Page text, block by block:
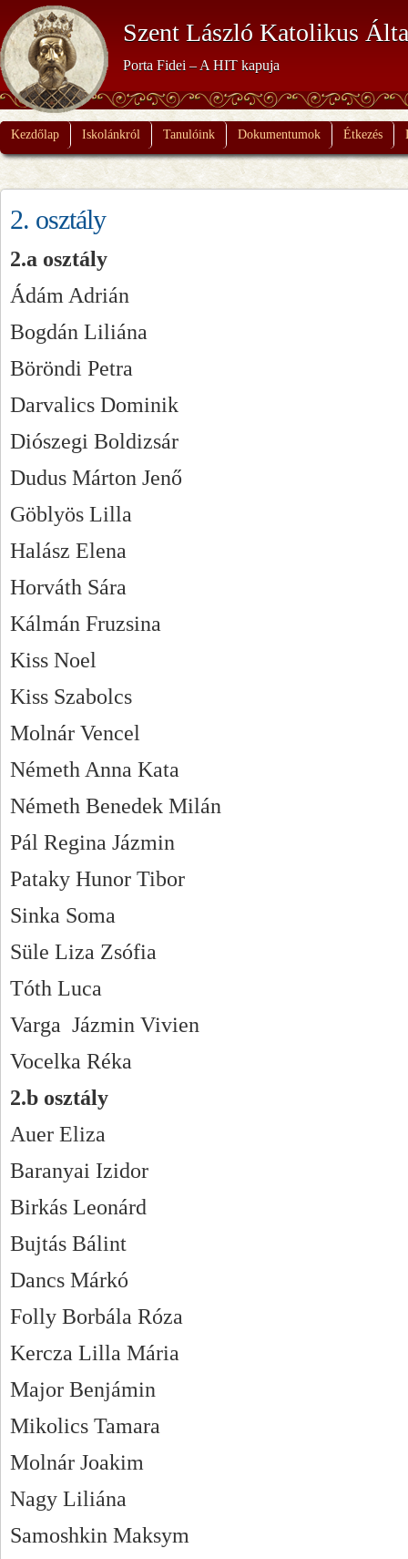
Szent László Katolikus
Porta Fidei – A HIT kapuja
Kezdőlap Iskolánkról Tanulóink Dokumentumok Étkezés
2. osztály
2.a osztály
Ádám Adrián
Bogdán Liliána
Böröndi Petra
Darvalics Dominik
Diószegi Boldizsár
Dudus Márton Jenő
Göblyös Lilla
Halász Elena
Horváth Sára
Kálmán Fruzsina
Kiss Noel
Kiss Szabolcs
Molnár Vencel
Németh Anna Kata
Németh Benedek Milán
Pál Regina Jázmin
Pataky Hunor Tibor
Sinka Soma
Süle Liza Zsófia
Tóth Luca
Varga Jázmin Vivien
Vocelka Réka
2.b osztály
Auer Eliza
Baranyai Izidor
Birkás Leonárd
Bujtás Bálint
Dancs Márkó
Folly Borbála Róza
Kercza Lilla Mária
Major Benjámin
Mikolics Tamara
Molnár Joakim
Nagy Liliána
Samoshkin Maksym